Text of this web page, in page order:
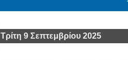
Τρίτη 9 Σεπτεμβρίου 2025